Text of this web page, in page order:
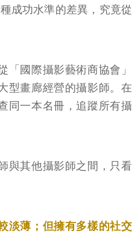
成功水準的差異，究竟從
「國際攝影藝術商協會」
型畫廊經營的攝影師。在
同一本名冊，追蹤所有攝
與其他攝影師之間，只看
淡薄；但擁有多樣的社交